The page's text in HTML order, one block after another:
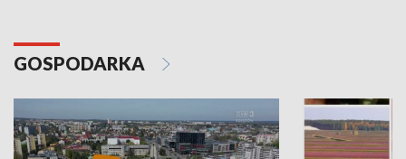
GOSPODARKA